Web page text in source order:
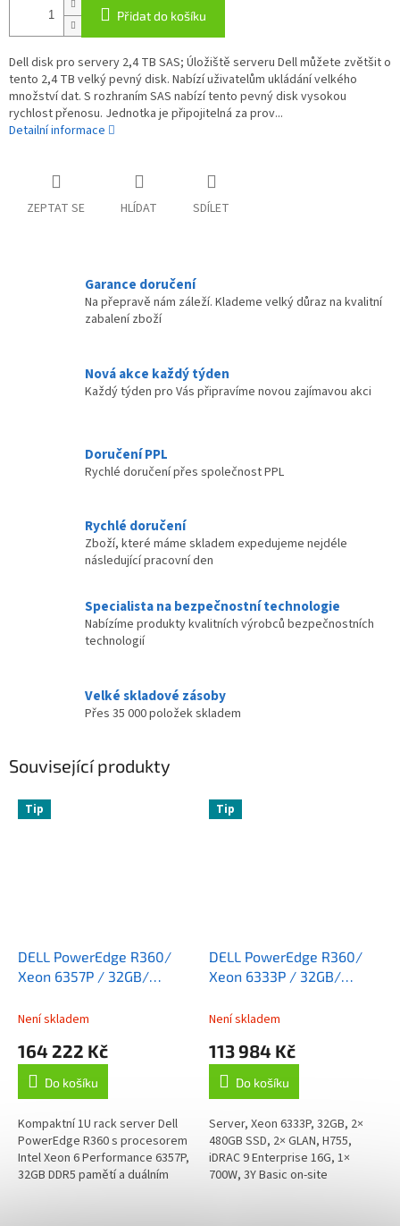
Přidat do košíku
Dell disk pro servery 2,4 TB SAS; Úložiště serveru Dell můžete zvětšit o
tento 2,4 TB velký pevný disk. Nabízí uživatelům ukládání velkého
množství dat. S rozhraním SAS nabízí tento pevný disk vysokou
rychlost přenosu. Jednotka je připojitelná za prov...
Detailní informace
ZEPTAT SE HLÍDAT SDÍLET
Garance doručení
Na přepravě nám záleží. Klademe velký důraz na kvalitní
zabalení zboží
Nová akce každý týden
Každý týden pro Vás připravíme novou zajímavou akci
Doručení PPL
Rychlé doručení přes společnost PPL
Rychlé doručení
Zboží, které máme skladem expedujeme nejdéle
následující pracovní den
Specialista na bezpečnostní technologie
Nabízíme produkty kvalitních výrobců bezpečnostních
technologií
Velké skladové zásoby
Přes 35 000 položek skladem
Související produkty
Tip
DELL PowerEdge R360/
Xeon 6357P / 32GB/
/ 3Y PS
Není skladem
164 222 Kč
Do košíku
Kompaktní 1U rack server Dell
PowerEdge R360 s procesorem
Intel Xeon 6 Performance 6357P,
32GB DDR5 pamětí a duálním
Tip
DELL PowerEdge R360/
Xeon 6333P / 32GB/
/ 3Y Basic on-site
Není skladem
113 984 Kč
Do košíku
Server, Xeon 6333P, 32GB, 2×
480GB SSD, 2× GLAN, H755,
iDRAC 9 Enterprise 16G, 1×
700W, 3Y Basic on-site